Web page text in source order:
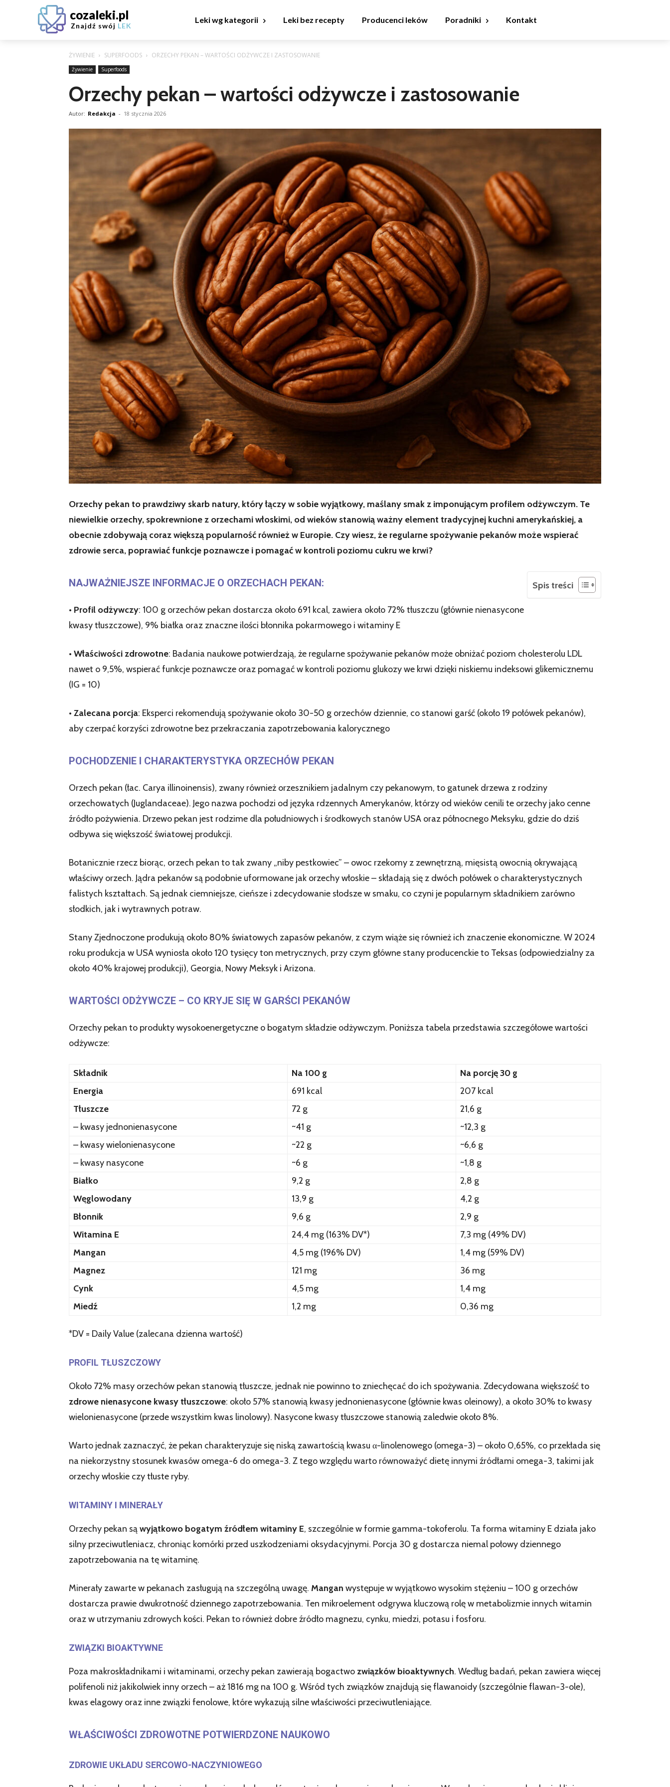
cozaleki.pl
Znajdź swój LEK
Leki wg kategorii Leki bez recepty Producenci leków Poradniki Kontakt
ŻYWIENIE SUPERFOODS ORZECHY PEKAN – WARTOŚCI ODŻYWCZE I ZASTOSOWANIE
Żywienie Superfoods
Orzechy pekan – wartości odżywcze i zastosowanie
Autor: Redakcja - 18 stycznia 2026
Orzechy pekan to prawdziwy skarb natury, który łączy w sobie wyjątkowy, maślany smak z imponującym profilem odżywczym. Te
niewielkie orzechy, spokrewnione z orzechami włoskimi, od wieków stanowią ważny element tradycyjnej kuchni amerykańskiej, a
obecnie zdobywają coraz większą popularność również w Europie. Czy wiesz, że regularne spożywanie pekanów może wspierać
zdrowie serca, poprawiać funkcje poznawcze i pomagać w kontroli poziomu cukru we krwi?
Spis treści
NAJWAŻNIEJSZE INFORMACJE O ORZECHACH PEKAN:
• Profil odżywczy: 100 g orzechów pekan dostarcza około 691 kcal, zawiera około 72% tłuszczu (głównie nienasycone
kwasy tłuszczowe), 9% białka oraz znaczne ilości błonnika pokarmowego i witaminy E
• Właściwości zdrowotne: Badania naukowe potwierdzają, że regularne spożywanie pekanów może obniżać poziom cholesterolu LDL
nawet o 9,5%, wspierać funkcje poznawcze oraz pomagać w kontroli poziomu glukozy we krwi dzięki niskiemu indeksowi glikemicznemu
(IG = 10)
• Zalecana porcja: Eksperci rekomendują spożywanie około 30-50 g orzechów dziennie, co stanowi garść (około 19 połówek pekanów),
aby czerpać korzyści zdrowotne bez przekraczania zapotrzebowania kalorycznego
POCHODZENIE I CHARAKTERYSTYKA ORZECHÓW PEKAN
Orzech pekan (łac. Carya illinoinensis), zwany również orzesznikiem jadalnym czy pekanowym, to gatunek drzewa z rodziny
orzechowatych (Juglandaceae). Jego nazwa pochodzi od języka rdzennych Amerykanów, którzy od wieków cenili te orzechy jako cenne
źródło pożywienia. Drzewo pekan jest rodzime dla południowych i środkowych stanów USA oraz północnego Meksyku, gdzie do dziś
odbywa się większość światowej produkcji.
Botanicznie rzecz biorąc, orzech pekan to tak zwany „niby pestkowiec” – owoc rzekomy z zewnętrzną, mięsistą owocnią okrywającą
właściwy orzech. Jądra pekanów są podobnie uformowane jak orzechy włoskie – składają się z dwóch połówek o charakterystycznych
falistych kształtach. Są jednak ciemniejsze, cieńsze i zdecydowanie słodsze w smaku, co czyni je popularnym składnikiem zarówno
słodkich, jak i wytrawnych potraw.
Stany Zjednoczone produkują około 80% światowych zapasów pekanów, z czym wiąże się również ich znaczenie ekonomiczne. W 2024
roku produkcja w USA wyniosła około 120 tysięcy ton metrycznych, przy czym główne stany producenckie to Teksas (odpowiedzialny za
około 40% krajowej produkcji), Georgia, Nowy Meksyk i Arizona.
WARTOŚCI ODŻYWCZE – CO KRYJE SIĘ W GARŚCI PEKANÓW
Orzechy pekan to produkty wysokoenergetyczne o bogatym składzie odżywczym. Poniższa tabela przedstawia szczegółowe wartości
odżywcze:
Składnik Na 100 g
Na porcję 30 g
Energia
691 kcal
207 kcal
Tłuszcze
72 g
21,6 g
– kwasy jednonienasycone
~41 g
~12,3 g
– kwasy wielonienasycone
~22 g
~6,6 g
– kwasy nasycone
~6 g
~1,8 g
Białko
9,2 g
2,8 g
Węglowodany
13,9 g
4,2 g
Błonnik
9,6 g
2,9 g
Witamina E
24,4 mg (163% DV*)
7,3 mg (49% DV)
Mangan
4,5 mg (196% DV)
1,4 mg (59% DV)
Magnez
121 mg
36 mg
Cynk
4,5 mg
1,4 mg
Miedź
1,2 mg 0,36 mg
*DV = Daily Value (zalecana dzienna wartość)
PROFIL TŁUSZCZOWY
Około 72% masy orzechów pekan stanowią tłuszcze, jednak nie powinno to zniechęcać do ich spożywania. Zdecydowana większość to
zdrowe nienasycone kwasy tłuszczowe: około 57% stanowią kwasy jednonienasycone (głównie kwas oleinowy), a około 30% to kwasy
wielonienasycone (przede wszystkim kwas linolowy). Nasycone kwasy tłuszczowe stanowią zaledwie około 8%.
Warto jednak zaznaczyć, że pekan charakteryzuje się niską zawartością kwasu α-linolenowego (omega-3) – około 0,65%, co przekłada się
na niekorzystny stosunek kwasów omega-6 do omega-3. Z tego względu warto równoważyć dietę innymi źródłami omega-3, takimi jak
orzechy włoskie czy tłuste ryby.
WITAMINY I MINERAŁY
Orzechy pekan sąwyjątkowo bogatym źródłem witaminy E, szczególnie w formie gamma-tokoferolu. Ta forma witaminy E działa jako
silny przeciwutleniacz, chroniąc komórki przed uszkodzeniami oksydacyjnymi. Porcja 30 g dostarcza niemal połowy dziennego
zapotrzebowania na tę witaminę.
Minerały zawarte w pekanach zasługują na szczególną uwagę. Mangan występuje w wyjątkowo wysokim stężeniu – 100 g orzechów
dostarcza prawie dwukrotność dziennego zapotrzebowania. Ten mikroelement odgrywa kluczową rolę w metabolizmie innych witamin
oraz w utrzymaniu zdrowych kości. Pekan to również dobre źródło magnezu, cynku, miedzi, potasu i fosforu.
ZWIĄZKI BIOAKTYWNE
Poza makroskładnikami i witaminami, orzechy pekan zawierają bogactwozwiązków bioaktywnych. Według badań, pekan zawiera więcej
polifenoli niż jakikolwiek inny orzech – aż 1816 mg na 100 g. Wśród tych związków znajdują się flawanoidy (szczególnie flawan-3-ole),
kwas elagowy oraz inne związki fenolowe, które wykazują silne właściwości przeciwutleniające.
WŁAŚCIWOŚCI ZDROWOTNE POTWIERDZONE NAUKOWO
ZDROWIE UKŁADU SERCOWO-NACZYNIOWEGO